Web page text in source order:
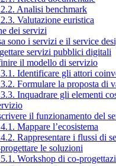
Analisi benchmark
Valutazione euristica
dei servizi
sono i servizi e il service
servizi pubblici digitali
il modello di servizio
Identificare gli attori
Formulare la proposta di
Inquadrare gli elementi
il funzionamento del
Mappare l’ecosistema
Rappresentare i flussi di
le soluzioni
Workshop di co-